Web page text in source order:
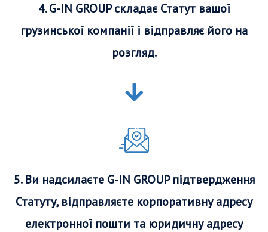
4. G-IN GROUP складає Статут вашої
грузинської компанії і відправляє його на
розгляд.
5. Ви надсилаєте G-IN GROUP підтвердження
Статуту, відправляєте корпоративну адресу
електронної пошти та юридичну адресу